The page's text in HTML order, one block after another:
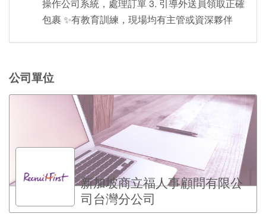
操作公司系統，處理訂單 3. 引導外送員領取正確
包裹 ✨有教育訓練，現場均有主管或資深夥伴
公司單位
新加坡商立福人事顧問有限公
司台灣分公司